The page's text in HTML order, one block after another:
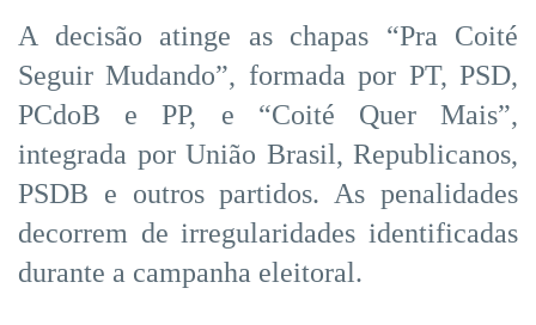
A decisão atinge as chapas “Pra Coité
Seguir Mudando”, formada por PT, PSD,
PCdoB e PP, e “Coité Quer Mais”,
integrada por União Brasil, Republicanos,
PSDB e outros partidos. As penalidades
decorrem de irregularidades identificadas
durante a campanha eleitoral.